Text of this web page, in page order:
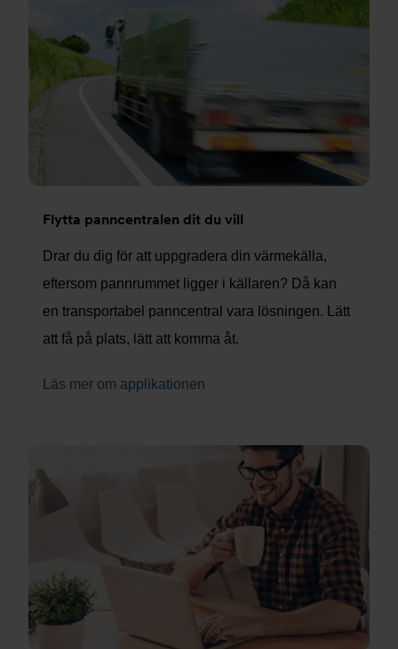
Flytta panncentralen dit du vill
Drar du dig för att uppgradera din värmekälla,
eftersom pannrummet ligger i källaren? Då kan
en transportabel panncentral vara lösningen. Lätt
att få på plats, lätt att komma åt.
Läs mer om applikationen